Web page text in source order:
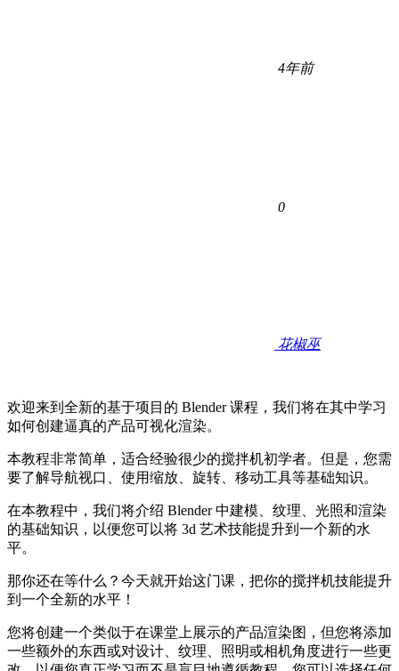
4年前
0
花椒巫
欢迎来到全新的基于项目的 Blender 课程，我们将在其中学习
如何创建逼真的产品可视化渲染。
本教程非常简单，适合经验很少的搅拌机初学者。但是，您需
要了解导航视口、使用缩放、旋转、移动工具等基础知识。
在本教程中，我们将介绍 Blender 中建模、纹理、光照和渲染
的基础知识，以便您可以将 3d 艺术技能提升到一个新的水
平。
那你还在等什么？今天就开始这门课，把你的搅拌机技能提升
到一个全新的水平！
您将创建一个类似于在课堂上展示的产品渲染图，但您将添加
一些额外的东西或对设计、纹理、照明或相机角度进行一些更